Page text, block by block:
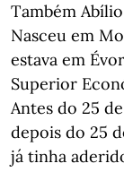
Também
Nasceu em
estava em
Superior
Antes do 25
depois do 25
já tinha